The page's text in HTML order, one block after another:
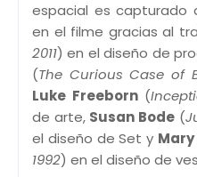
espacial es capturado
en el filme gracias al
2011) en el diseño de
(The Curious Case of
Luke Freeborn(
de arte, Susan Bode(
el diseño de Set y Mary
1992) en el diseño de